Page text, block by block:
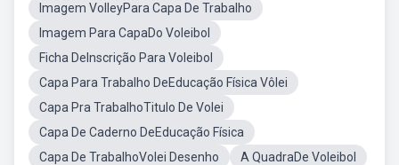
Imagem VolleyPara Capa De Trabalho
Imagem Para CapaDo Voleibol
Ficha DeInscrição Para Voleibol
Capa Para Trabalho DeEducação Física Vôlei
Capa Pra TrabalhoTitulo De Volei
Capa De Caderno DeEducação Física
Capa De TrabalhoVolei Desenho
A QuadraDe Voleibol